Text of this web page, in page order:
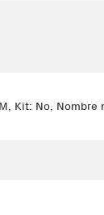
Kit: No, Nombre